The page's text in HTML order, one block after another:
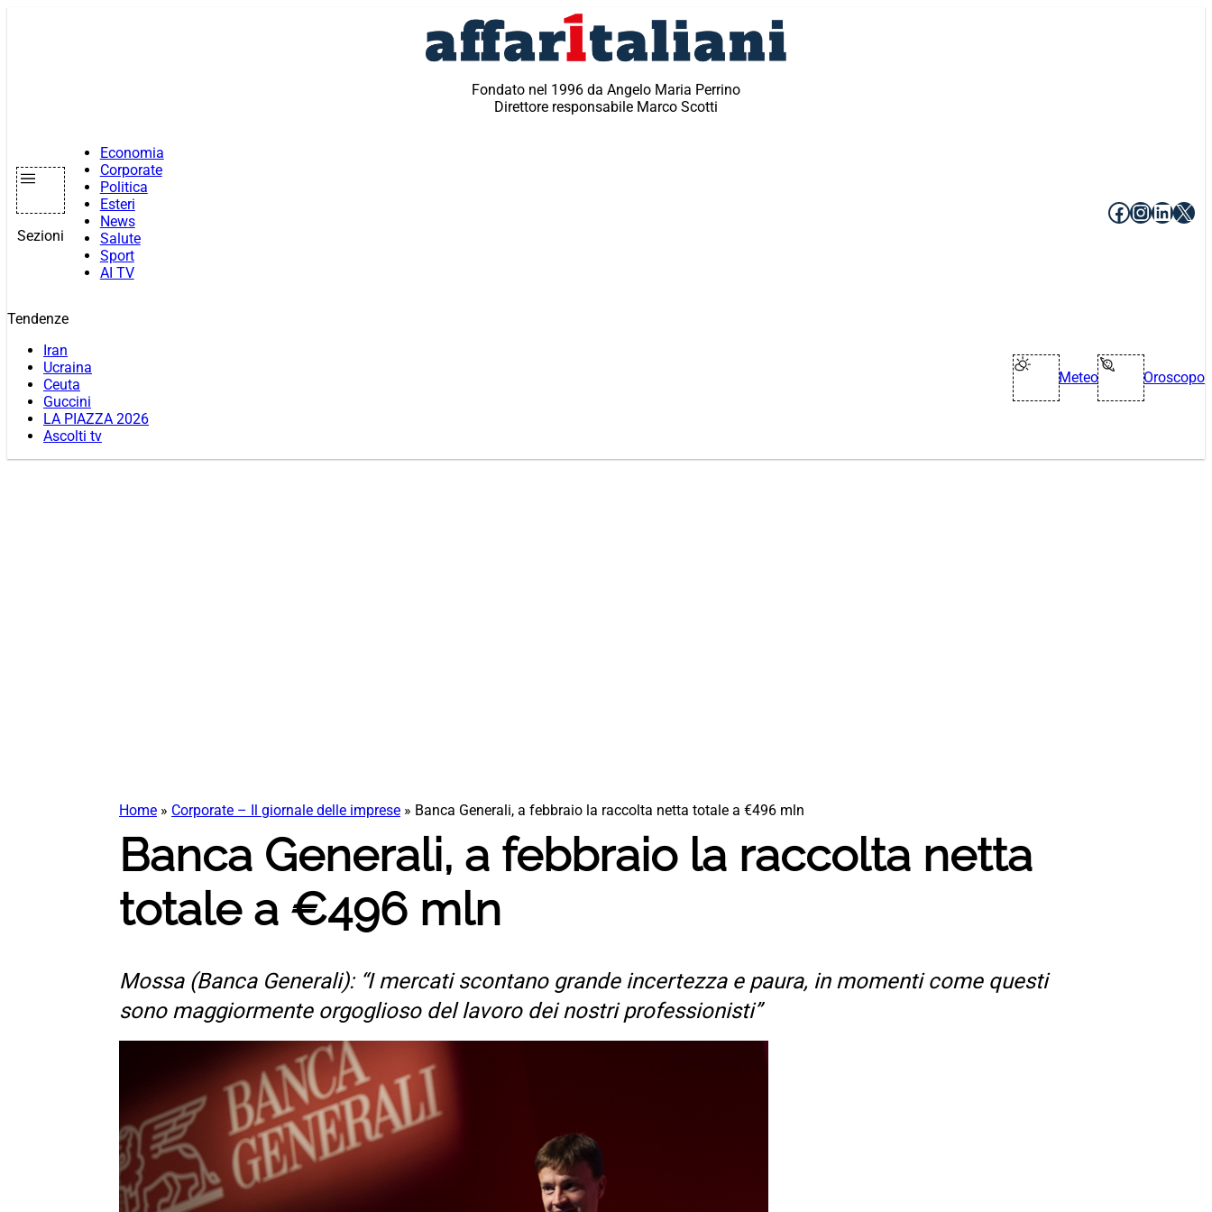
Fondato nel 1996 da Angelo Maria Perrino
Direttore responsabile Marco Scotti
Sezioni
Economia
Corporate
Politica
Esteri
News
Salute
Sport
AI TV
Facebook
X
Tendenze
Iran
Ucraina
Ceuta
Guccini
LA PIAZZA 2026
Ascolti tv
Meteo Oroscopo
Home » Corporate – Il giornale delle imprese » Banca Generali, a febbraio la raccolta netta totale a €496 mln
Banca Generali, a febbraio la raccolta netta
totale a €496 mln
Mossa (Banca Generali): “I mercati scontano grande incertezza e paura, in momenti come questi
sono maggiormente orgoglioso del lavoro dei nostri professionisti”